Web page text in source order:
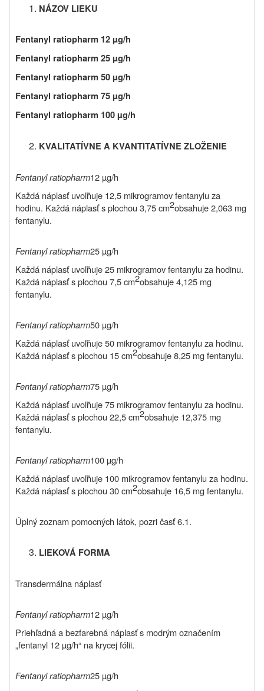
NÁZOV LIEKU
Fentanyl ratiopharm 12 µg/h
Fentanyl ratiopharm 25 µg/h
Fentanyl ratiopharm 50 µg/h
Fentanyl ratiopharm 75 µg/h
Fentanyl ratiopharm 100 µg/h
KVALITATÍVNE A KVANTITATÍVNE ZLOŽENIE
Fentanyl ratiopharm12 µg/h
Každá náplasť uvoľňuje 12,5 mikrogramov fentanylu za
hodinu. Každá náplasť s plochou 3,75 cm2obsahuje 2,063 mg
fentanylu.
Fentanyl ratiopharm25 µg/h
Každá náplasť uvoľňuje 25 mikrogramov fentanylu za hodinu.
Každá náplasť s plochou 7,5 cm2obsahuje 4,125 mg
fentanylu.
Fentanyl ratiopharm50 µg/h
Každá náplasť uvoľňuje 50 mikrogramov fentanylu za hodinu.
Každá náplasť s plochou 15 cm2obsahuje 8,25 mg fentanylu.
Fentanyl ratiopharm75 µg/h
Každá náplasť uvoľňuje 75 mikrogramov fentanylu za hodinu.
Každá náplasť s plochou 22,5 cm2obsahuje 12,375 mg
fentanylu.
Fentanyl ratiopharm100 µg/h
Každá náplasť uvoľňuje 100 mikrogramov fentanylu za hodinu.
Každá náplasť s plochou 30 cm2obsahuje 16,5 mg fentanylu.
Úplný zoznam pomocných látok, pozri časť 6.1.
LIEKOVÁ FORMA
Transdermálna náplasť
Fentanyl ratiopharm12 µg/h
Priehľadná a bezfarebná náplasť s modrým označením
„fentanyl 12 µg/h“ na krycej fólii.
Fentanyl ratiopharm25 µg/h